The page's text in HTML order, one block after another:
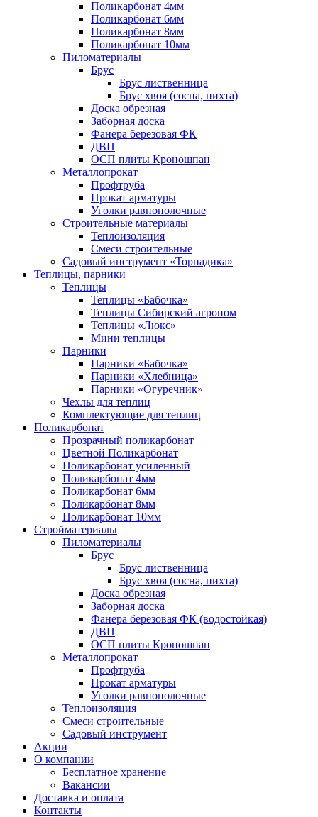
Поликарбонат 4мм
Поликарбонат 6мм
Поликарбонат 8мм
Поликарбонат 10мм
Пиломатериалы
Брус
Брус лиственница
Брус хвоя (сосна, пихта)
Доска обрезная
Заборная доска
Фанера березовая ФК
ДВП
ОСП плиты Кроношпан
Металлопрокат
Профтруба
Прокат арматуры
Уголки равнополочные
Строительные материалы
Теплоизоляция
Смеси строительные
Садовый инструмент «Торнадика»
Теплицы, парники
Теплицы
Теплицы «Бабочка»
Теплицы Сибирский агроном
Теплицы «Люкс»
Мини теплицы
Парники
Парники «Бабочка»
Парники «Хлебница»
Парники «Огуречник»
Чехлы для теплиц
Комплектующие для теплиц
Поликарбонат
Прозрачный поликарбонат
Цветной Поликарбонат
Поликарбонат усиленный
Поликарбонат 4мм
Поликарбонат 6мм
Поликарбонат 8мм
Поликарбонат 10мм
Стройматериалы
Пиломатериалы
Брус
Брус лиственница
Брус хвоя (сосна, пихта)
Доска обрезная
Заборная доска
Фанера березовая ФК (водостойкая)
ДВП
ОСП плиты Кроношпан
Металлопрокат
Профтруба
Прокат арматуры
Уголки равнополочные
Теплоизоляция
Смеси строительные
Садовый инструмент
Акции
О компании
Бесплатное хранение
Вакансии
Доставка и оплата
Контакты